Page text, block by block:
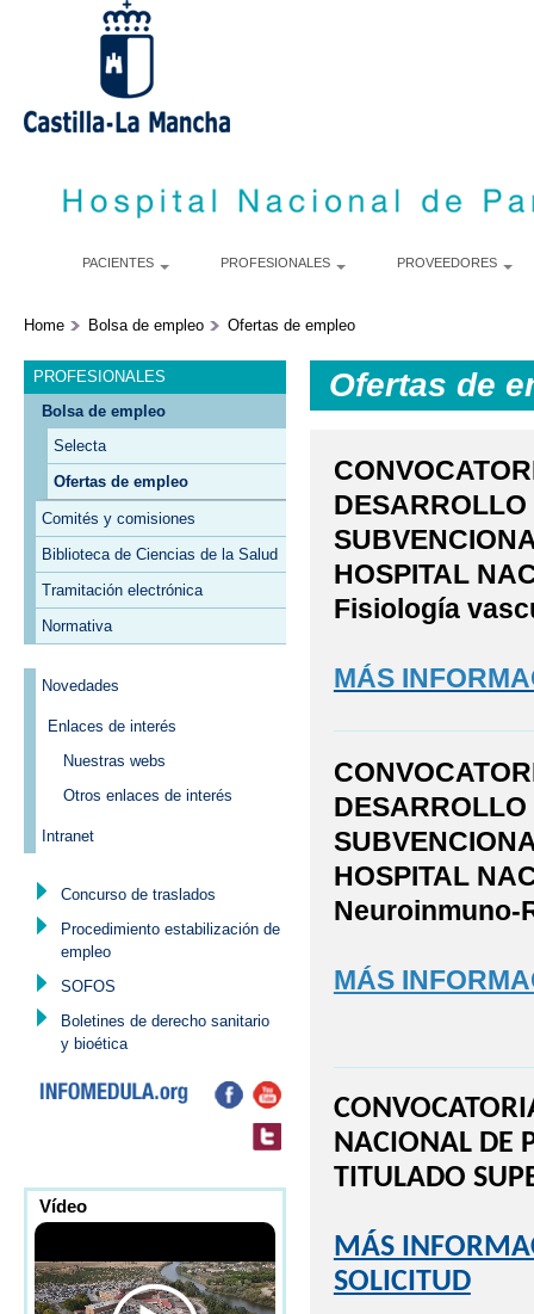
PACIENTES PROFESIONALES PROVEEDORES
Home Bolsa de empleo Ofertas de empleo
PROFESIONALES
Bolsa de empleo
Selecta
Ofertas de empleo
Comités y comisiones
Biblioteca de Ciencias de la Salud
Tramitación electrónica
Normativa
Novedades
Enlaces de interés
Nuestras webs
Otros enlaces de interés
Intranet
Concurso de traslados
Procedimiento estabilización de
empleo
SOFOS
Boletines de derecho sanitario
y bioética
Vídeo
Ofertas de
DESARROLLO
HOSPITAL
Fisiología
MÁS
DESARROLLO
HOSPITAL
Neuroinmuno-
MÁS
NACIONAL DE
TITULADO
MÁS
SOLICITUD